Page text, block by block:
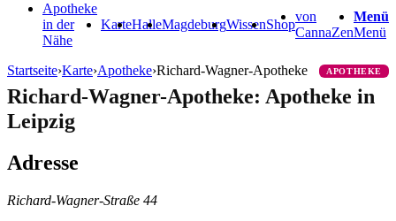
Apotheke
in der
Nähe
KarteHalleMagdeburgWissenShop
von
CannaZen
Menü
Menü
Startseite›Karte›Apotheke›Richard-Wagner-Apotheke APOTHEKE
Richard-Wagner-Apotheke: Apotheke in
Leipzig
Adresse
Richard-Wagner-Straße 44